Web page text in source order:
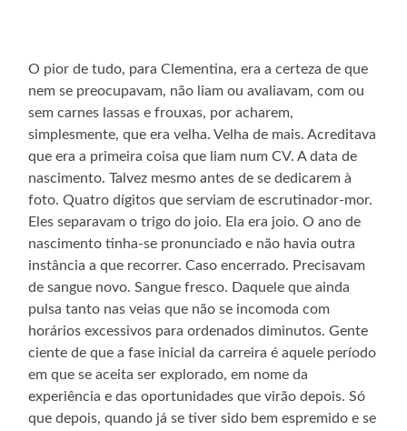
O pior de tudo, para Clementina, era a certeza de que
nem se preocupavam, não liam ou avaliavam, com ou
sem carnes lassas e frouxas, por acharem,
simplesmente, que era velha. Velha de mais. Acreditava
que era a primeira coisa que liam num CV. A data de
nascimento. Talvez mesmo antes de se dedicarem à
foto. Quatro dígitos que serviam de escrutinador-mor.
Eles separavam o trigo do joio. Ela era joio. O ano de
nascimento tinha-se pronunciado e não havia outra
instância a que recorrer. Caso encerrado. Precisavam
de sangue novo. Sangue fresco. Daquele que ainda
pulsa tanto nas veias que não se incomoda com
horários excessivos para ordenados diminutos. Gente
ciente de que a fase inicial da carreira é aquele período
em que se aceita ser explorado, em nome da
experiência e das oportunidades que virão depois. Só
que depois, quando já se tiver sido bem espremido e se